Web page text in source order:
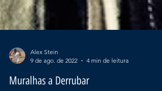
9 de ago. de 2022
4 min de leitura